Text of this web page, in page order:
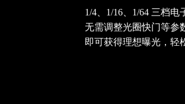
1/4、1/16、1/64 三档电
无需调整光圈快门等参
即可获得理想曝光，轻